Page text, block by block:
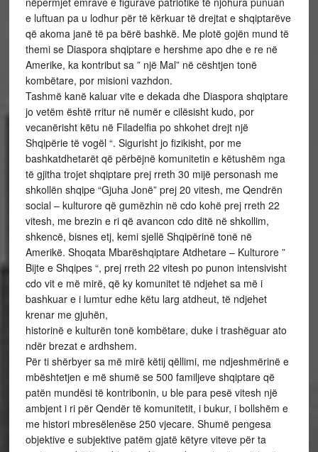
e luftuan pa u lodhur për të kërkuar të drejtat e shqiptarëve
që akoma janë të pa bërë bashkë. Me plotë gojën mund të
themi se Diaspora shqiptare e hershme apo dhe e re në
Amerike, ka kontribut sa ” një Mal” në cështjen tonë
kombëtare, por misioni vazhdon.
Tashmë kanë kaluar vite e dekada dhe Diaspora shqiptare
jo vetëm është rritur në numër e cilësisht kudo, por
vecanërisht këtu në Filadelfia po shkohet drejt një
Shqipërie të vogël “. Sigurisht jo fizikisht, por me
bashkatdhetarët që përbëjnë komunitetin e këtushëm nga
të gjitha trojet shqiptare prej rreth 30 mijë personash me
shkollën shqipe “Gjuha Jonë” prej 20 vitesh, me Qendrën
social – kulturore që gumëzhin në cdo kohë prej rreth 22
vitesh, me brezin e ri që avancon cdo ditë në shkollim,
shkencë, bisnes etj, kemi sjellë Shqipërinë tonë në
Amerikë. Shoqata Mbarëshqiptare Atdhetare – Kulturore ”
Bijte e Shqipes “, prej rreth 22 vitesh po punon intensivisht
cdo vit e më mirë, që ky komunitet të ndjehet sa më i
bashkuar e i lumtur edhe këtu larg atdheut, të ndjehet
krenar me gjuhën,
historinë e kulturën tonë kombëtare, duke i trashëguar ato
ndër brezat e ardhshem.
Për ti shërbyer sa më mirë këtij qëllimi, me ndjeshmërinë e
mbështetjen e më shumë se 500 familjeve shqiptare që
patën mundësi të kontribonin, u ble para pesë vitesh një
ambjent i ri për Qendër të komunitetit, i bukur, i bollshëm e
me histori mbresëlenëse 250 vjecare. Shumë pengesa
objektive e subjektive patëm gjatë këtyre viteve për ta